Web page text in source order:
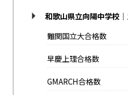
和歌山県立向陽中学校
難関国立大合格数
早慶上理合格数
GMARCH合格数